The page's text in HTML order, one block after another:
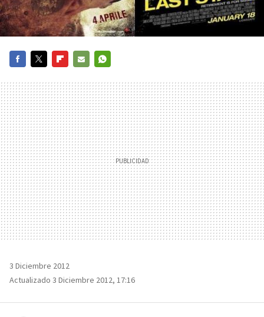
MAIL
3 Diciembre 2012
Actualizado 3 Diciembre 2012, 17:16